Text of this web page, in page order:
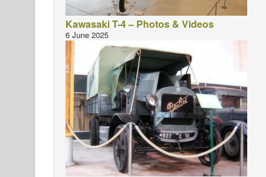
Kawasaki T-4 – Photos & Videos
6 June 2025